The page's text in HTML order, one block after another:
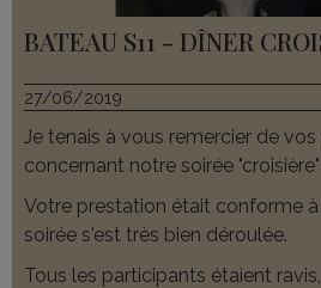
BATEAU S11 - DÎNER
27/06/2019
Je tenais à vous remercier de
concernant notre soirée
Votre prestation était conforme
soirée s'est très bien déroulée.
Tous les participants étaient